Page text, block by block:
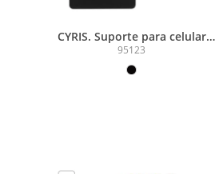
CYRIS. Suporte para celular
pensado para garantir maior
comodidade no transporte
95123